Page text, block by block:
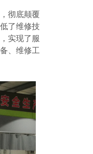
彻底颠覆
了维修技
实现了服
、维修工